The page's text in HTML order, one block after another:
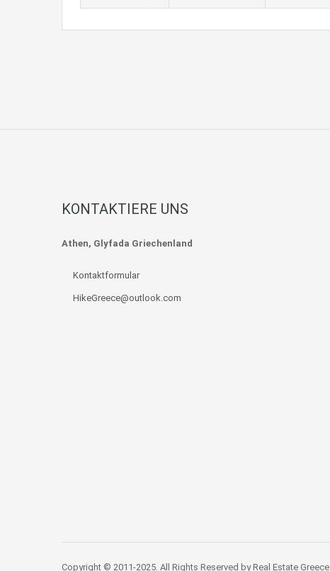
KONTAKTIERE UNS
Athen, Glyfada Griechenland
Kontaktformular
HikeGreece@outlook.com
Copyright © 2011-2025. All Rights Reserved by Real Estate Greece